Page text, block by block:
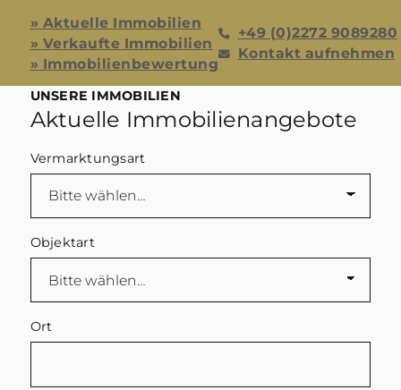
» Aktuelle Immobilien
» Verkaufte Immobilien
» Immobilienbewertung
+49 (0)2272 9089280
Kontakt aufnehmen
UNSERE IMMOBILIEN
Aktuelle Immobilienangebote
Vermarktungsart
Objektart
Ort